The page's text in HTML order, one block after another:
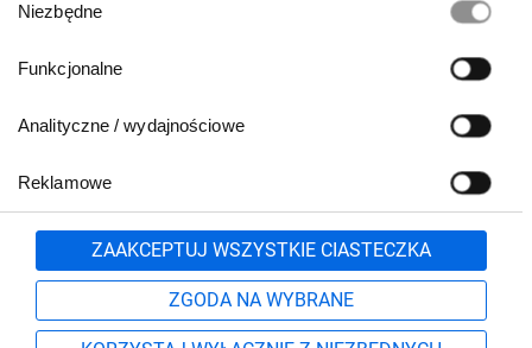
zgody
Niezbędne
Funkcjonalne
Analityczne / wydajnościowe
Reklamowe
ZAAKCEPTUJ WSZYSTKIE CIASTECZKA
ZGODA NA WYBRANE
801 500 700 lub
71 37 61 600
Formularz kontaktowy